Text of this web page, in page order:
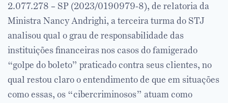
2.077.278 – SP (2023/0190979-8), de relatoria da
Ministra Nancy Andrighi, a terceira turma do STJ
analisou qual o grau de responsabilidade das
instituições financeiras nos casos do famigerado
“golpe do boleto” praticado contra seus clientes, no
qual restou claro o entendimento de que em situações
como essas, os “cibercriminosos” atuam como